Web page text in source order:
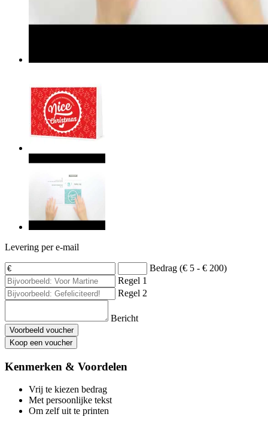
Levering per e-mail
Bedrag (€ 5 - € 200)
Regel 1
Regel 2
Bericht
Voorbeeld voucher
Koop een voucher
Kenmerken & Voordelen
Vrij te kiezen bedrag
Met persoonlijke tekst
Om zelf uit te printen